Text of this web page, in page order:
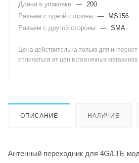
Длина в упаковке — 200
Разъем с одной стороны —
MS156
Разъем с другой стороны — SMA
Цена действительна только для
отличаться от цен в розничных магазинах
ОПИСАНИЕ НАЛИЧИЕ
Антенный переходник для 4G/LTE